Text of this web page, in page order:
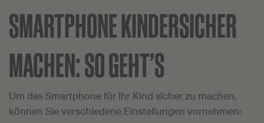
SMARTPHONE KINDERSICHER
MACHEN: SO GEHT’S
Um das Smartphone für Ihr Kind sicher zu machen,
können Sie verschiedene Einstellungen vornehmen: